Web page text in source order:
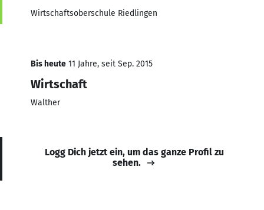
Wirtschaftsoberschule Riedlingen
Bis heute 11 Jahre, seit Sep. 2015
Wirtschaft
Walther
Logg Dich jetzt ein, um das ganze Profil zu
sehen.